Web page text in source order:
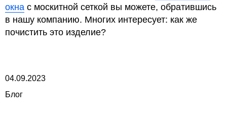
окна с москитной сеткой вы можете, обратившись
в нашу компанию. Многих интересует: как же
почистить это изделие?
04.09.2023
Блог